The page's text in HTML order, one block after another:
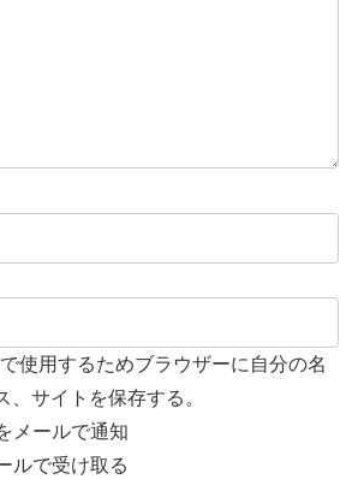
使用するためブラウザーに自分の名
、サイトを保存する。
メールで通知
ルで受け取る